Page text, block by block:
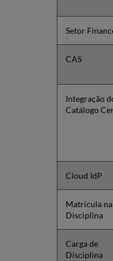
Setor
CAS
Integração
Catálogo
Cloud IdP
Matrícula na
Disciplina
Carga de
Disciplina